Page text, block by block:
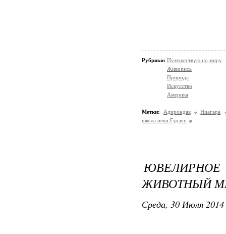
Рубрики: Путешествую по миру
Живопись
Природа
Искусство
Америка
Метки: Адирондак
Ниагара
школа реки Гудзон
ЮВЕЛИРНОЕ
ЖИВОТНЫЙ
Среда, 30 Июля